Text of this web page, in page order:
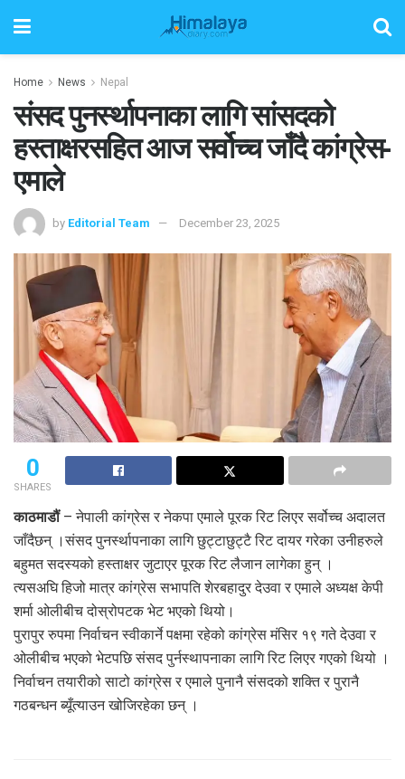
Home News Nepal
संसद पुनर्स्थापनाका लागि सांसदको
हस्ताक्षरसहित आज सर्वोच्च जाँदै कांग्रेस-
एमाले
by Editorial Team December 23, 2025
0
SHARES
काठमाडौं– नेपाली कांग्रेस र नेकपा एमाले पूरक रिट लिएर सर्वोच्च अदालत
जाँदैछन् ।संसद पुनर्स्थापनाका लागि छुट्टाछुट्टै रिट दायर गरेका उनीहरुले
बहुमत सदस्यको हस्ताक्षर जुटाएर पूरक रिट लैजान लागेका हुन् ।
त्यसअघि हिजो मात्र कांग्रेस सभापति शेरबहादुर देउवा र एमाले अध्यक्ष केपी
शर्मा ओलीबीच दोस्रोपटक भेट भएको थियो।
पुरापुर रुपमा निर्वाचन स्वीकार्ने पक्षमा रहेको कांग्रेस मंसिर १९ गते देउवा र
ओलीबीच भएको भेटपछि संसद पुर्नस्थापनाका लागि रिट लिएर गएको थियो ।
निर्वाचन तयारीको साटो कांग्रेस र एमाले पुनानै संसदको शक्ति र पुरानै
गठबन्धन ब्यूँत्याउन खोजिरहेका छन् ।